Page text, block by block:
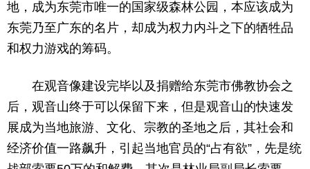
地，成为东莞市唯一的国家级森林公园，本应该成为
东莞乃至广东的名片，却成为权力内斗之下的牺牲品
和权力游戏的筹码。
在观音像建设完毕以及捐赠给东莞市佛教协会之
后，观音山终于可以保留下来，但是观音山的快速发
展成为当地旅游、文化、宗教的圣地之后，其社会和
经济价值一路飙升，引起当地官员的“占有欲”，先是统